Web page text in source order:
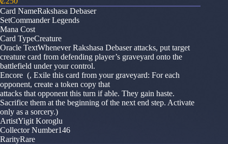
Card NameRakshasa Debaser
SetCommander Legends
Mana Cost
Card TypeCreature
Oracle TextWhenever Rakshasa Debaser attacks, put target
creature card from defending player’s graveyard onto the
battlefield under your control.
Encore (, Exile this card from your graveyard: For each
opponent, create a token copy that
attacks that opponent this turn if able. They gain haste.
Sacrifice them at the beginning of the next end step. Activate
only as a sorcery.)
ArtistYigit Koroglu
Collector Number146
RarityRare